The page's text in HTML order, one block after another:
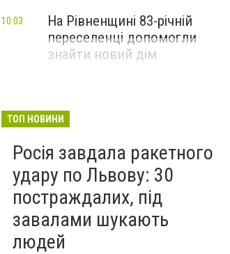
На Рівненщині 83-річній
переселенці допомогли
знайти новий дім
10:03
ТОП НОВИНИ
Росія завдала ракетного
удару по Львову: 30
постраждалих, під
завалами шукають
людей